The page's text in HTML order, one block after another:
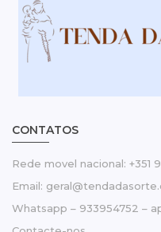
CONTATOS
Rede movel nacional: +351
Email:
Whatsapp – 933954752 –